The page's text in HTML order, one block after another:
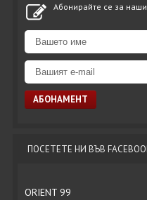
Абонирайте се за
ПОСЕТЕТЕ НИ ВЪВ
ORIENT 99